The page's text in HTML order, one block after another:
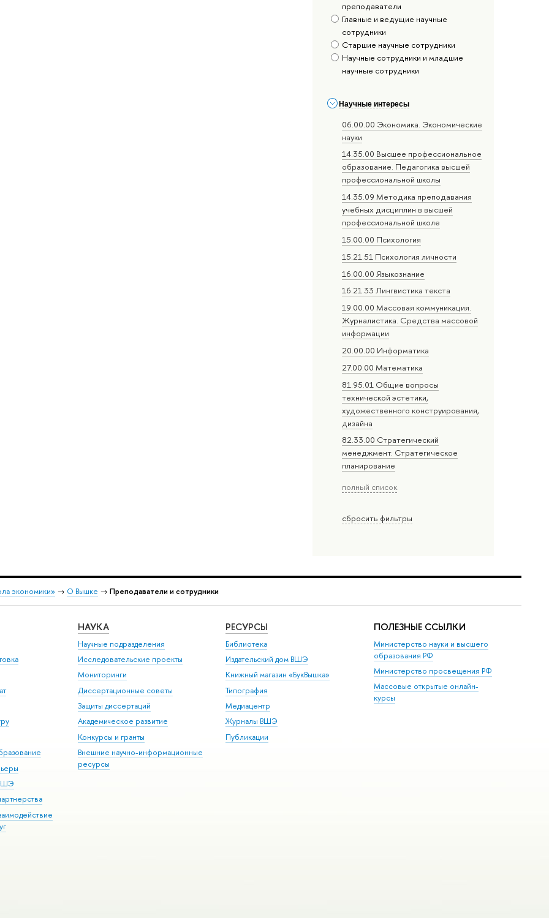
преподаватели
Главные и ведущие научные
сотрудники
Старшие научные сотрудники
Научные сотрудники и младшие
научные сотрудники
Научные интересы
06.00.00 Экономика. Экономические
науки
14.35.00 Высшее профессиональное
образование. Педагогика высшей
профессиональной школы
14.35.09 Методика преподавания
учебных дисциплин в высшей
профессиональной школе
15.00.00 Психология
15.21.51 Психология личности
16.00.00 Языкознание
16.21.33 Лингвистика текста
19.00.00 Массовая коммуникация.
Журналистика. Средства массовой
информации
20.00.00 Информатика
27.00.00 Математика
81.95.01 Общие вопросы
технической эстетики,
художественного конструирования,
дизайна
82.33.00 Стратегический
менеджмент. Стратегическое
планирование
полный список
сбросить фильтры
экономики» → О Вышке → Преподаватели и сотрудники
НАУКА
Научные подразделения
Исследовательские проекты
Мониторинги
Диссертационные советы
Защиты диссертаций
Академическое развитие
Конкурсы и гранты
Внешние научно-информационные
ресурсы
РЕСУРСЫ
Библиотека
Издательский дом ВШЭ
Книжный магазин «БукВышка»
Типография
Медиацентр
Журналы ВШЭ
Публикации
ПОЛЕЗНЫЕ ССЫЛКИ
Министерство науки и высшего
образования РФ
Министерство просвещения РФ
Массовые открытые онлайн-
курсы